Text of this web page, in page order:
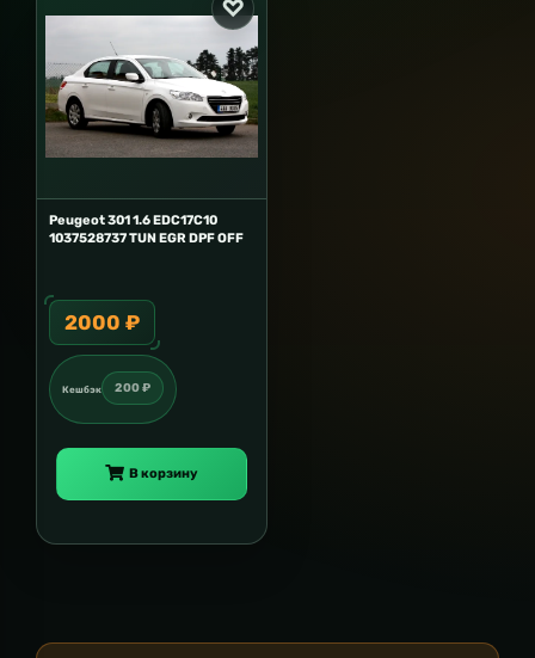
Peugeot 301 1.6 EDC17C10
1037528737 TUN EGR DPF OFF
2000 ₽
Кешбэк 200 ₽
В корзину